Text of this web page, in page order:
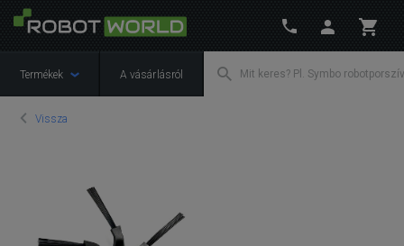
Termékek A vásárlásról
Vissza